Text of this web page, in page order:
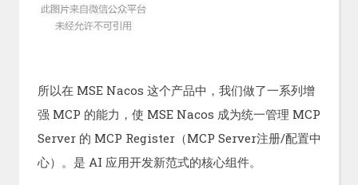
所以在 MSE Nacos 这个产品中，我们做了一系列增
强 MCP 的能力，使 MSE Nacos 成为统一管理 MCP
Server 的 MCP Register（MCP Server注册/配置中
心）。是 AI 应用开发新范式的核心组件。